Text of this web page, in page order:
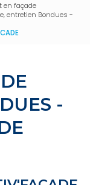
en façade
entretien Bondues -
-